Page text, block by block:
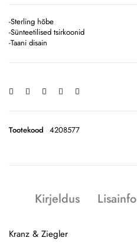
-Sterling hõbe
-Sünteetilised tsirkoonid
-Taani disain
Tootekood 4208577
Kirjeldus Lisainfo
Kranz & Ziegler